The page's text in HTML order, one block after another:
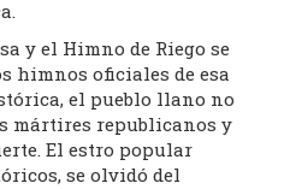
y el Himno de Riego se
himnos oficiales de esa
el pueblo llano no
mártires republicanos y
El estro popular
se olvidó del